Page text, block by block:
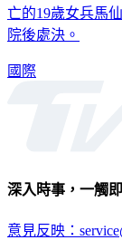
亡的19歲女兵馬
院後處決。
國際
深入時事，一觸
意見反映：